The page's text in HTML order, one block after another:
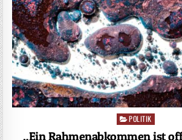
Posted
POLITIK
„Ein Rahmenabkommen ist